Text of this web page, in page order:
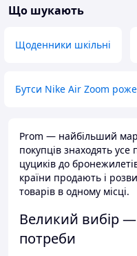
Що шукають
Щоденники шкільні
Бутси Nike Air Zoom
Prom — найбільший
покупців знаходять
цуциків до
країни продають і
товарів в одному місці.
Великий вибір —
потреби